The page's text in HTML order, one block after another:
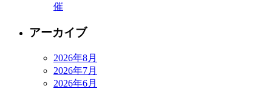
催
アーカイブ
2026年8月
2026年7月
2026年6月